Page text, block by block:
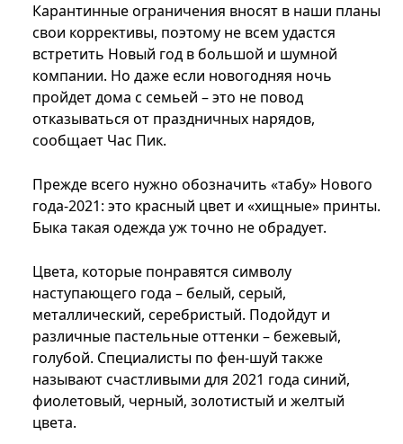
Карантинные ограничения вносят в наши планы
свои коррективы, поэтому не всем удастся
встретить Новый год в большой и шумной
компании. Но даже если новогодняя ночь
пройдет дома с семьей – это не повод
отказываться от праздничных нарядов,
сообщает Час Пик.
Прежде всего нужно обозначить «табу» Нового
года-2021: это красный цвет и «хищные» принты.
Быка такая одежда уж точно не обрадует.
Цвета, которые понравятся символу
наступающего года – белый, серый,
металлический, серебристый. Подойдут и
различные пастельные оттенки – бежевый,
голубой. Специалисты по фен-шуй также
называют счастливыми для 2021 года синий,
фиолетовый, черный, золотистый и желтый
цвета.